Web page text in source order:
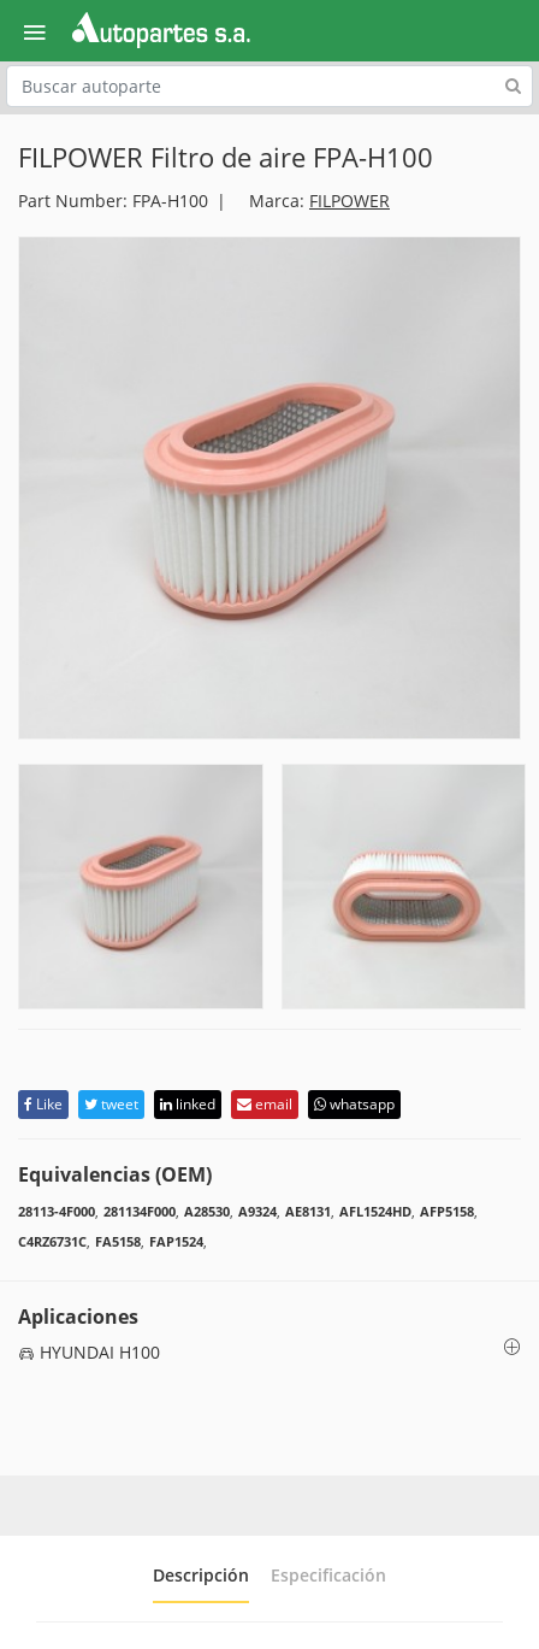
Explora
FILPOWER Filtro de aire FPA-H100
Part Number: FPA-H100 Marca: FILPOWER
Like tweet linked email whatsapp
Equivalencias (OEM)
28113-4F000 281134F000 A28530 A9324 AE8131 AFL1524HD AFP5158
C4RZ6731C FA5158 FAP1524
Aplicaciones
HYUNDAI H100
Descripción Especificación